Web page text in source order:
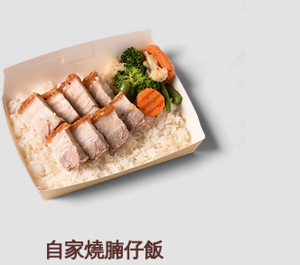
自家燒腩仔飯